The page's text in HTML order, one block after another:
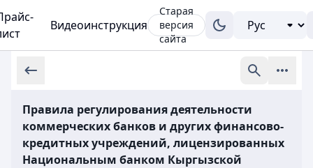
Видеоинструкция
Старая
версия
сайта
Правила регулирования деятельности
коммерческих банков и других финансово-
кредитных учреждений, лицензированных
Национальным банком Кыргызской